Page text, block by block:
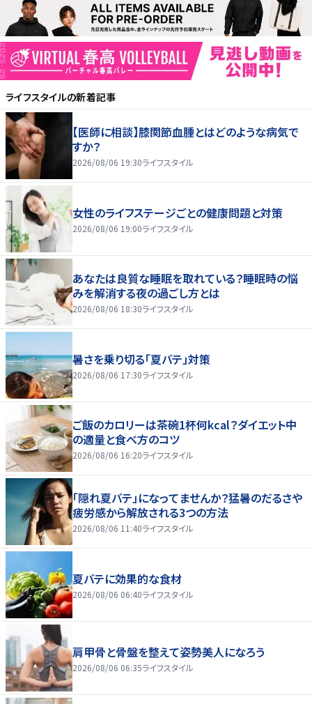
ライフスタイルの新着記事
【医師に相談】膝関節血腫とはどのような病気で
すか？
2026/08/06 19:30ライフスタイル
女性のライフステージごとの健康問題と対策
2026/08/06 19:00ライフスタイル
あなたは良質な睡眠を取れている？睡眠時の悩
みを解消する夜の過ごし方とは
2026/08/06 18:30ライフスタイル
暑さを乗り切る「夏バテ」対策
2026/08/06 17:30ライフスタイル
ご飯のカロリーは茶碗1杯何kcal？ダイエット中
の適量と食べ方のコツ
2026/08/06 16:20ライフスタイル
「隠れ夏バテ」になってませんか？猛暑のだるさや
疲労感から解放される3つの方法
2026/08/06 11:40ライフスタイル
夏バテに効果的な食材
2026/08/06 06:40ライフスタイル
肩甲骨と骨盤を整えて姿勢美人になろう
2026/08/06 06:35ライフスタイル